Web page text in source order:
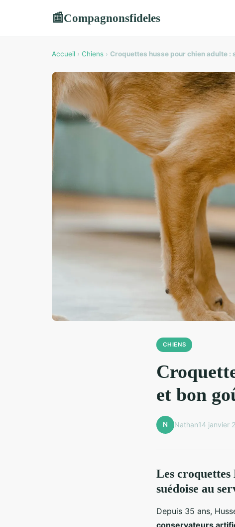
📰Compagnonsfideles
Accueil › Chiens › Croquettes husse pour chien adulte :
CHIENS
et bon
N Nathan14 janvier
Les croquettes
suédoise au
Depuis 35 ans,
conservateurs